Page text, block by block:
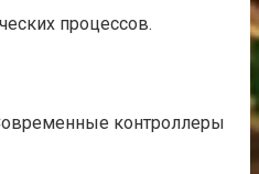
процессов.
контроллеры